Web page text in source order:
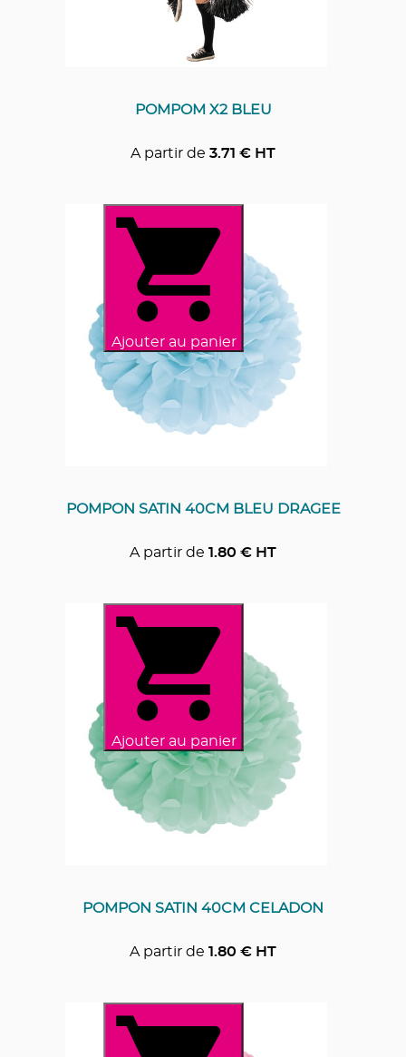
POMPOM X2 BLEU
A partir de 3.71 € HT
Ajouter au panier
POMPON SATIN 40CM BLEU DRAGEE
A partir de 1.80 € HT
Ajouter au panier
POMPON SATIN 40CM CELADON
A partir de 1.80 € HT